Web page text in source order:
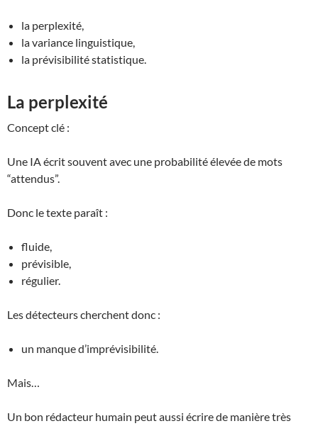
la perplexité,
la variance linguistique,
la prévisibilité statistique.
La perplexité
Concept clé :
Une IA écrit souvent avec une probabilité élevée de mots
“attendus”.
Donc le texte paraît :
fluide,
prévisible,
régulier.
Les détecteurs cherchent donc :
un manque d’imprévisibilité.
Mais…
Un bon rédacteur humain peut aussi écrire de manière très